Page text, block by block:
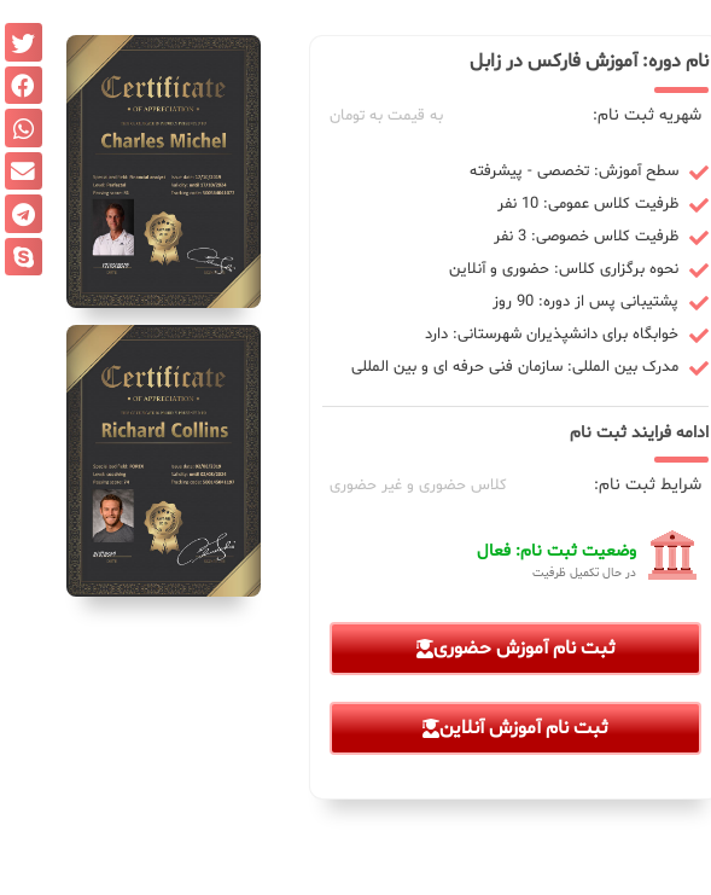
نام دوره: آموزش فارکس در زابل
شهریه ثبت نام: به قیمت به تومان
سطح آموزش: تخصصی - پیشرفته
ظرفیت کلاس عمومی: 10 نفر
ظرفیت کلاس خصوصی: 3 نفر
نحوه برگزاری کلاس: حضوری و آنلاین
پشتیبانی پس از دوره: 90 روز
خوابگاه برای دانشپذیران شهرستانی: دارد
مدرک بین المللی: سازمان فنی حرفه ای و بین المللی
ادامه فرایند ثبت نام
شرایط ثبت نام: کلاس حضوری و غیر حضوری
وضعیت ثبت نام: فعال
در حال تکمیل ظرفیت
ثبت نام آموزش حضوری
ثبت نام آموزش آنلاین